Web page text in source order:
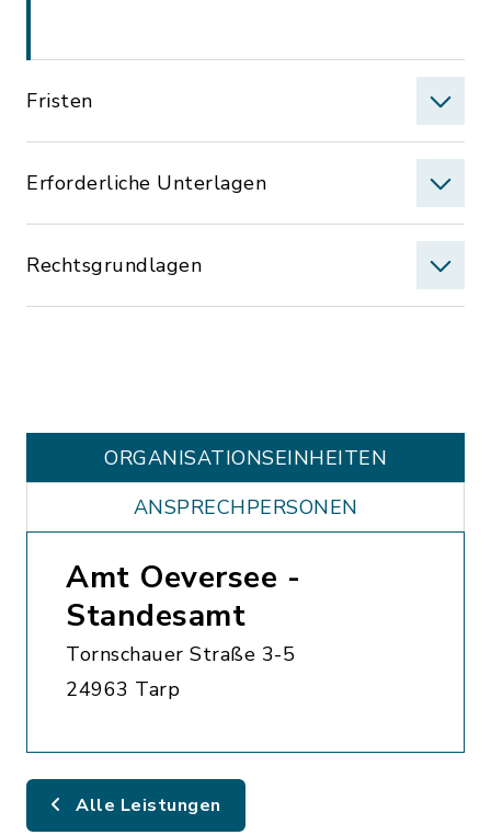
Fristen
Erforderliche Unterlagen
Rechtsgrundlagen
ORGANISATIONS­EINHEITEN
ANSPRECHPERSONEN
Amt Oeversee -
Standesamt
Tornschauer Straße 3-5
24963 Tarp
Alle Leistungen